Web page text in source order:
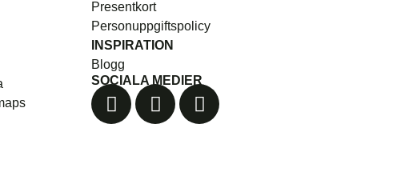
Presentkort
Personuppgiftspolicy
INSPIRATION
Blogg
SOCIALA MEDIER